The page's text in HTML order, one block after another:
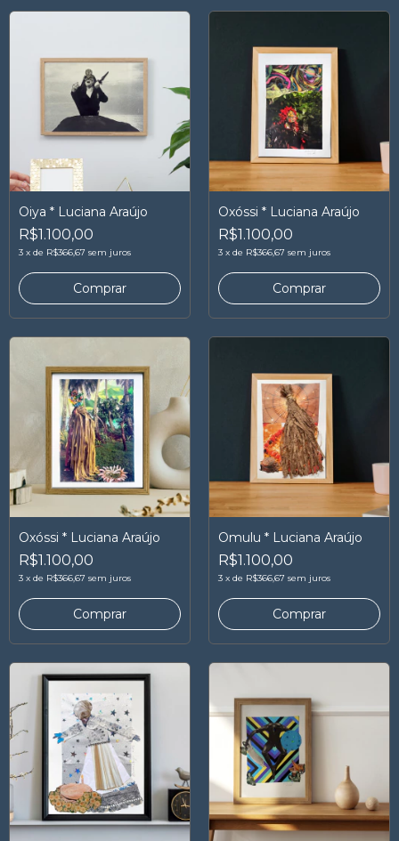
Oiya * Luciana Araújo
R$1.100,00
3 x de R$366,67 sem juros
Oxóssi * Luciana Araújo
R$1.100,00
3 x de R$366,67 sem juros
Oxóssi * Luciana Araújo
R$1.100,00
3 x de R$366,67 sem juros
Omulu * Luciana Araújo
R$1.100,00
3 x de R$366,67 sem juros